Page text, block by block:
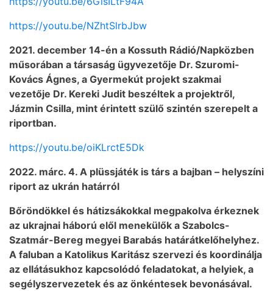
https://youtu.be/NZhtSlrbJbw
2021. december 14-én a Kossuth Rádió/Napközben
műsorában a társaság ügyvezetője Dr. Szuromi-
Kovács Ágnes, a Gyermekút projekt szakmai
vezetője Dr. Kereki Judit beszéltek a projektről,
Jázmin Csilla, mint érintett szülő szintén szerepelt a
riportban.
https://youtu.be/oiKLrctE5Dk
2022. márc. 4. A plüssjáték is társ a bajban – helyszíni
riport az ukrán határról
Bőröndökkel és hátizsákokkal megpakolva érkeznek
az ukrajnai háború elől menekülők a Szabolcs-
Szatmár-Bereg megyei Barabás határátkelőhelyhez.
A faluban a Katolikus Karitász szervezi és koordinálja
az ellátásukhoz kapcsolódó feladatokat, a helyiek, a
segélyszervezetek és az önkéntesek bevonásával.